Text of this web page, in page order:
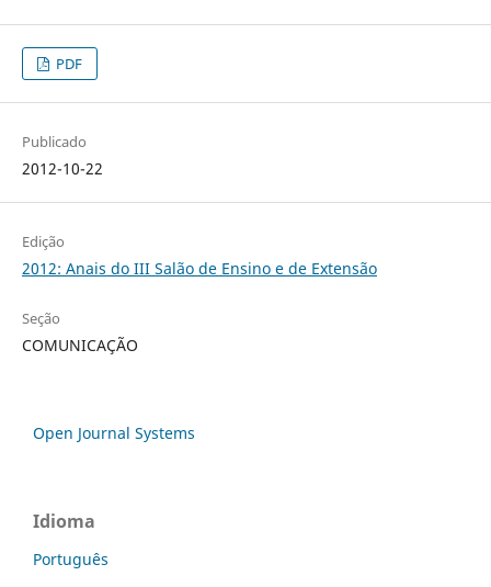
PDF
Publicado
2012-10-22
Edição
2012: Anais do III Salão de Ensino e de Extensão
Seção
COMUNICAÇÃO
Open Journal Systems
Idioma
Português